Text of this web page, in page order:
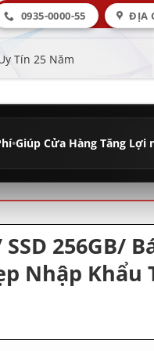
0935-0000-55 ĐỊA
Tín 25 Năm
Tăng Lợi nhuận -
256GB/
Nhập Khẩu